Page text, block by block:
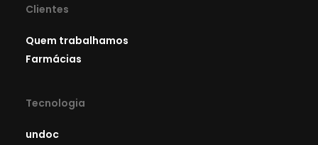
Clientes
Quem trabalhamos
Farmácias
Tecnologia
undoc